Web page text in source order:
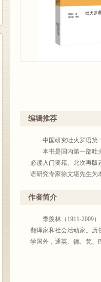
编辑推荐
中国研究吐火罗语第一
本书是国内第一部吐
必读入门要籍。此次再
语研究专家徐文堪先生为
作者简介
季羡林（1911-2009）
翻译家和社会活动家。历
学国外，通英、德、梵、